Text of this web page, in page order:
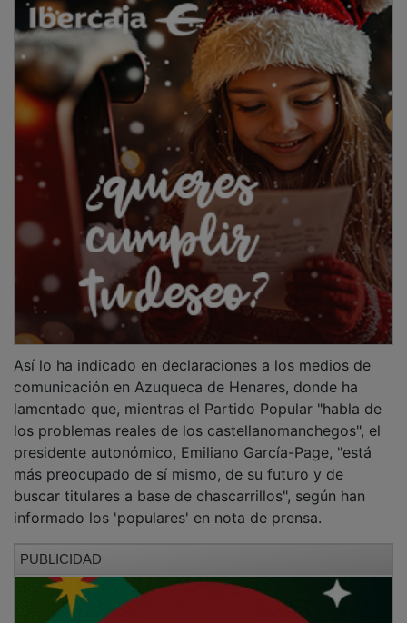
comunicación en Azuqueca de Henares, donde ha
lamentado que, mientras el Partido Popular "habla de
los problemas reales de los castellanomanchegos", el
presidente autonómico, Emiliano García-Page, "está
más preocupado de sí mismo, de su futuro y de
buscar titulares a base de chascarrillos", según han
informado los 'populares' en nota de prensa.